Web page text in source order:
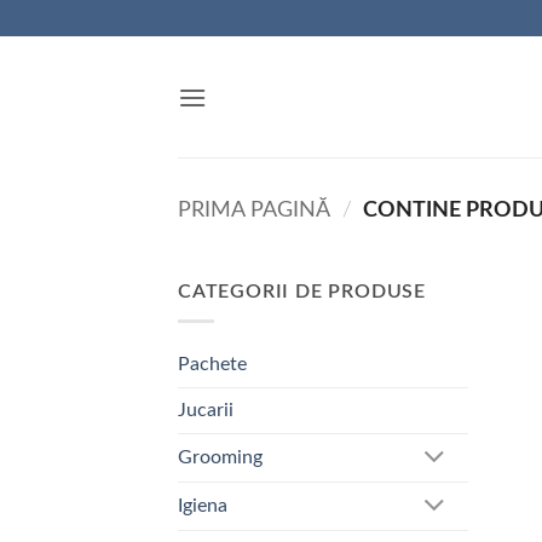
PRIMA PAGINĂ / CONTINE
CATEGORII DE PRODUSE
Pachete
Jucarii
Grooming
Igiena